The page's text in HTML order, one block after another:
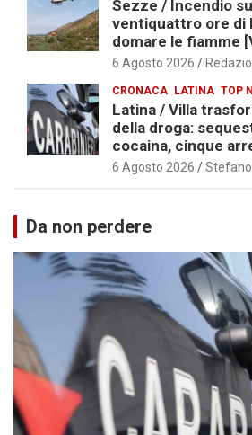
Sezze / Incendio
ventiquattro ore di
domare le fiamme
6 Agosto 2026
CRONACA LATINA TOP
Latina / Villa
della droga:
cocaina, cinque
6 Agosto 2026
Da non perdere